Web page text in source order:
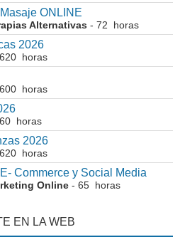
ONLINE
Alternativas - 72 horas
2026
horas
horas
horas
2026
horas
Commerce y Social Media
Online - 65 horas
EN LA WEB